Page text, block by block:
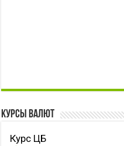
Курсы валют
Курс ЦБ